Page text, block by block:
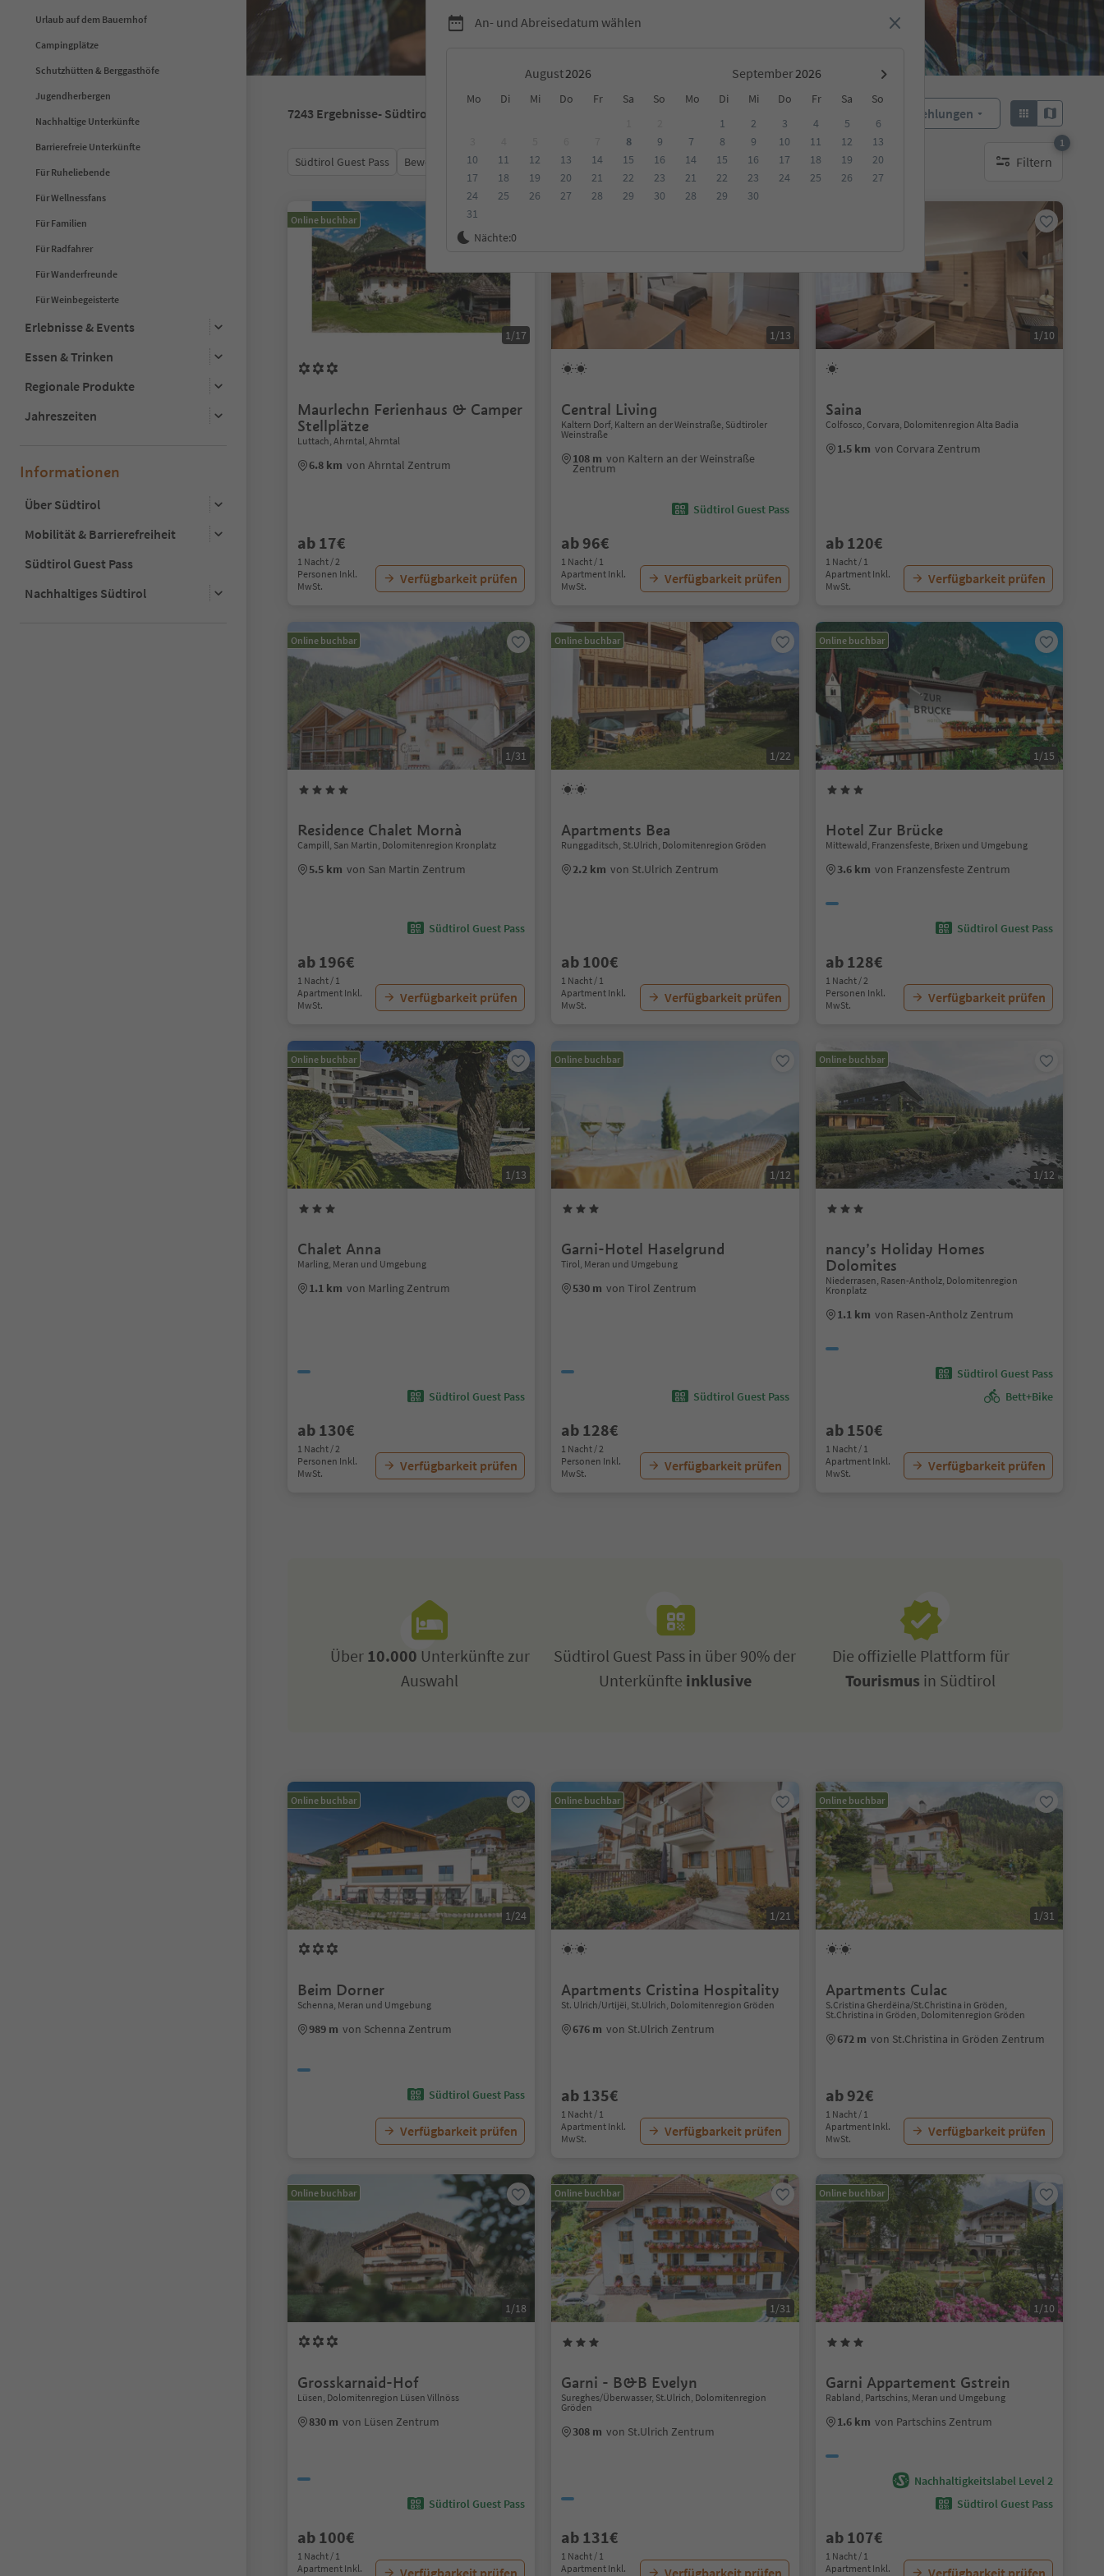
Urlaub auf dem Bauernhof
Campingplätze
Schutzhütten & Berggasthöfe
Jugendherbergen
Nachhaltige Unterkünfte
Barrierefreie Unterkünfte
Für Ruheliebende
Für Wellnessfans
Für Familien
Für Radfahrer
Für Wanderfreunde
Für Weinbegeisterte
Erlebnisse & Events
Essen & Trinken
Regionale Produkte
Jahreszeiten
Informationen
Über Südtirol
Mobilität & Barrierefreiheit
Südtirol Guest Pass
Nachhaltiges Südtirol
An- und Abreisedatum wählen
August September
Mo Di Mi Do Fr Sa So Mo Di Mi Do Fr Sa
So
8
9
10
11 12 13 14 15
16
17
18 19 20 21 22
23
24
25 26 27 28 29
30
31
1 2 3 4 5
6
7
8 9 10 11 12
13
14
15 16 17 18 19
20
21
22 23 24 25 26
27
28
29 30
Nächte:0
7243 Ergebnisse- Südtirol Empfehlungen
Südtirol Guest Pass Bewertungen Kategorie Verpflegungsart Nachhaltige Unterkunft Filtern
1
1 aktiver Filter
Online buchbar
1/17
Maurlechn Ferienhaus & Camper
Stellplätze
Luttach, Ahrntal, Ahrntal
6.8 km von Ahrntal Zentrum
ab 17€
1 Nacht / 2
Personen Inkl.
MwSt.
Verfügbarkeit prüfen
1/13
Central Living
Kaltern Dorf, Kaltern an der Weinstraße, Südtiroler
Weinstraße
108 m von Kaltern an der Weinstraße
Zentrum
Südtirol Guest Pass
ab 96€
1 Nacht / 1
Apartment Inkl.
MwSt.
Verfügbarkeit prüfen
1/10
Saina
Colfosco, Corvara, Dolomitenregion Alta Badia
1.5 km von Corvara Zentrum
ab 120€
1 Nacht / 1
Apartment Inkl.
MwSt.
Verfügbarkeit prüfen
Online buchbar
1/31
Residence Chalet Mornà
Campill, San Martin, Dolomitenregion Kronplatz
5.5 km von San Martin Zentrum
Südtirol Guest Pass
ab 196€
1 Nacht / 1
Apartment Inkl.
MwSt.
Verfügbarkeit prüfen
Online buchbar
1/22
Apartments Bea
Runggaditsch, St.Ulrich, Dolomitenregion Gröden
2.2 km von St.Ulrich Zentrum
ab 100€
1 Nacht / 1
Apartment Inkl.
MwSt.
Verfügbarkeit prüfen
Online buchbar
1/15
Hotel Zur Brücke
Mittewald, Franzensfeste, Brixen und Umgebung
3.6 km von Franzensfeste Zentrum
Südtirol Guest Pass
ab 128€
1 Nacht / 2
Personen Inkl.
MwSt.
Verfügbarkeit prüfen
Online buchbar
1/13
Chalet Anna
Marling, Meran und Umgebung
1.1 km von Marling Zentrum
Südtirol Guest Pass
ab 130€
1 Nacht / 2
Personen Inkl.
MwSt.
Verfügbarkeit prüfen
Online buchbar
1/12
Garni-Hotel Haselgrund
Tirol, Meran und Umgebung
530 m von Tirol Zentrum
Südtirol Guest Pass
ab 128€
1 Nacht / 2
Personen Inkl.
MwSt.
Verfügbarkeit prüfen
Online buchbar
1/12
nancy’s Holiday Homes
Dolomites
Niederrasen, Rasen-Antholz, Dolomitenregion
Kronplatz
1.1 km von Rasen-Antholz Zentrum
Südtirol Guest Pass
Bett+Bike
ab 150€
1 Nacht / 1
Apartment Inkl.
MwSt.
Verfügbarkeit prüfen
Über10.000 Unterkünfte zur
Auswahl
Südtirol Guest Pass in über 90% der
Unterkünfte inklusive
Die offizielle Plattform für
Tourismus in Südtirol
Online buchbar
1/24
Beim Dorner
Schenna, Meran und Umgebung
989 m von Schenna Zentrum
Südtirol Guest Pass
Verfügbarkeit prüfen
Online buchbar
1/21
Apartments Cristina Hospitality
St. Ulrich/Urtijëi, St.Ulrich, Dolomitenregion Gröden
676 m von St.Ulrich Zentrum
ab 135€
1 Nacht / 1
Apartment Inkl.
MwSt.
Verfügbarkeit prüfen
Online buchbar
1/31
Apartments Culac
S.Cristina Gherdëina/St.Christina in Gröden,
St.Christina in Gröden, Dolomitenregion Gröden
672 m von St.Christina in Gröden Zentrum
ab 92€
1 Nacht / 1
Apartment Inkl.
MwSt.
Verfügbarkeit prüfen
Online buchbar
1/18
Grosskarnaid-Hof
Lüsen, Dolomitenregion Lüsen Villnöss
830 m von Lüsen Zentrum
Südtirol Guest Pass
ab 100€
1 Nacht / 1
Apartment Inkl.
Verfügbarkeit prüfen
Online buchbar
1/31
Garni - B&B Evelyn
Sureghes/Überwasser, St.Ulrich, Dolomitenregion
Gröden
308 m von St.Ulrich Zentrum
ab 131€
1 Nacht / 1
Apartment Inkl.
Verfügbarkeit prüfen
Online buchbar
1/10
Garni Appartement Gstrein
Rabland, Partschins, Meran und Umgebung
1.6 km von Partschins Zentrum
Nachhaltigkeitslabel Level 2
Südtirol Guest Pass
ab 107€
1 Nacht / 1
Apartment Inkl.
Verfügbarkeit prüfen